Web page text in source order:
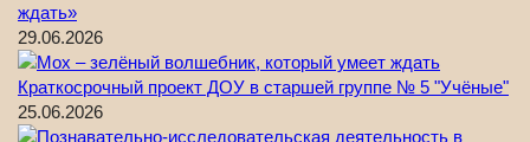
ждать»
29.06.2026
Краткосрочный проект ДОУ в старшей группе № 5 "Учёные"
25.06.2026